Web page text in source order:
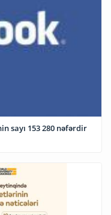
sayı 153 280 nəfərdir